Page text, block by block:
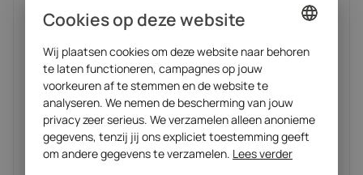
Diverse soorten cookies
- Technische en functionele cookies (Sharspring,
_cfduid, Google Analytics, WP-settings-1), deze
cookies zijn noodzakelijk voor de technische werking
van de website en uw gebruikersgemak. Deze
cookies zorgen ervoor dat de website naar behoren
werkt en onthouden bijvoorbeeld uw
DUTCH
ENGLISH
Cookies op deze website
Wij plaatsen cookies om deze website naar behoren
te laten functioneren, campagnes op jouw
voorkeuren af te stemmen en de website te
analyseren. We nemen de bescherming van jouw
privacy zeer serieus. We verzamelen alleen anonieme
gegevens, tenzij jij ons expliciet toestemming geeft
om andere gegevens te verzamelen. Lees verder